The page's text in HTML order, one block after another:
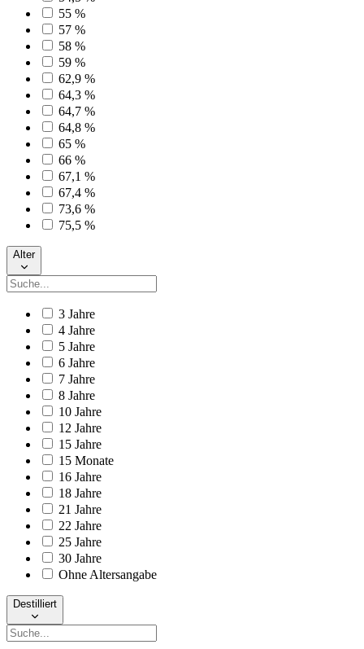
55 %
57 %
58 %
59 %
62,9 %
64,3 %
64,7 %
64,8 %
65 %
66 %
67,1 %
67,4 %
73,6 %
75,5 %
Alter
3 Jahre
4 Jahre
5 Jahre
6 Jahre
7 Jahre
8 Jahre
10 Jahre
12 Jahre
15 Jahre
15 Monate
16 Jahre
18 Jahre
21 Jahre
22 Jahre
25 Jahre
30 Jahre
Ohne Altersangabe
Destilliert